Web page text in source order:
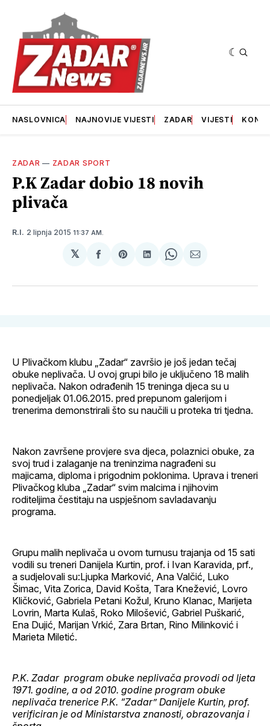
NASLOVNICA NAJNOVIJE VIJESTI ZADAR VIJESTI
ZADAR — ZADAR SPORT
P.K Zadar dobio 18 novih
plivača
R.I. 2 lipnja 2015 11:37 AM.
𝕏
podijeliSharepodijeliSharepodijeli
U Plivačkom klubu „Zadar“ završio je još jedan tečaj
obuke neplivača. U ovoj grupi bilo je uključeno 18 malih
neplivača. Nakon odrađenih 15 treninga djeca su u
ponedjeljak 01.06.2015. pred prepunom galerijom i
trenerima demonstrirali što su naučili u proteka tri tjedna.
Nakon završene provjere sva djeca, polaznici obuke, za
svoj trud i zalaganje na treninzima nagrađeni su
majicama, diploma i prigodnim poklonima. Uprava i treneri
Plivačkog kluba „Zadar“ svim malcima i njihovim
roditeljima čestitaju na uspješnom savladavanju
programa.
Grupu malih neplivača u ovom turnusu trajanja od 15 sati
vodili su treneri Danijela Kurtin, prof. i Ivan Karavida, prf.,
a sudjelovali su:Ljupka Marković, Ana Valčić, Luko
Šimac, Vita Zorica, David Košta, Tara Knežević, Lovro
Kličković, Gabriela Petani Kožul, Kruno Klanac, Marijeta
Lovrin, Marta Kulaš, Roko Milošević, Gabriel Puškarić,
Ena Dujić, Marijan Vrkić, Zara Brtan, Rino Milinković i
Marieta Miletić.
P.K. Zadar program obuke neplivača provodi od ljeta
1971. godine, a od 2010. godine program obuke
neplivača trenerice P.K. “Zadar” Danijele Kurtin, prof.
verificiran je od Ministarstva znanosti, obrazovanja i